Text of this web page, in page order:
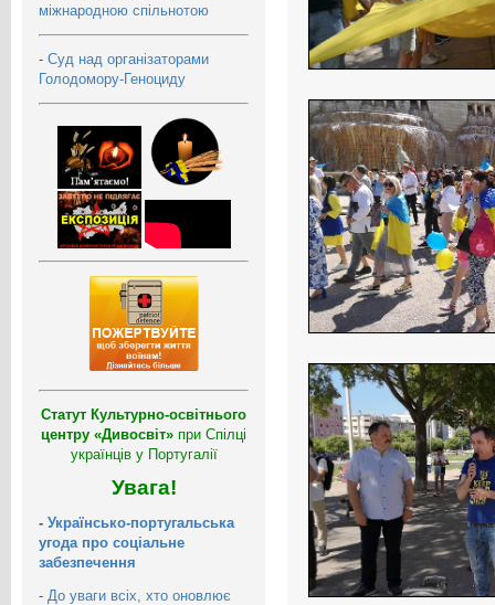
міжнародною спільнотою
- Суд над організаторами
Голодомору-Геноциду
Статут Культурно-освітнього
центру «Дивосвіт» при Спілці
українців у Португалії
Увага!
- Українсько-португальська
угода про соціальне
забезпечення
- До уваги всіх, хто оновлює